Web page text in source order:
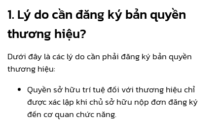
1. Lý do cần đăng ký bản quyền
thương hiệu?
Dưới đây là các lý do cần phải đăng ký bản quyền
thương hiệu:
Quyền sở hữu trí tuệ đối với thương hiệu chỉ
được xác lập khi chủ sở hữu nộp đơn đăng ký
đến cơ quan chức năng.